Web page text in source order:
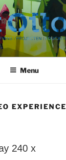
Menu
EXPERIENCE
240 x